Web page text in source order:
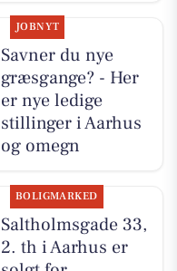
JOBNYT
Savner du nye
græsgange? - Her
er nye ledige
stillinger i Aarhus
og omegn
BOLIGMARKED
Saltholmsgade 33,
2. th i Aarhus er